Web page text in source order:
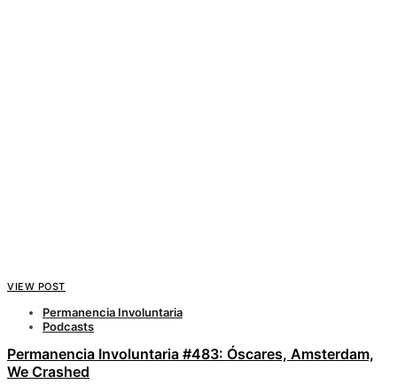
VIEW POST
Permanencia Involuntaria
Podcasts
Permanencia Involuntaria #483: Óscares, Amsterdam,
We Crashed